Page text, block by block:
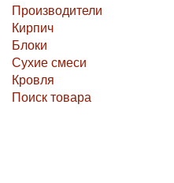
Производители
Кирпич
Блоки
Сухие смеси
Кровля
Поиск товара